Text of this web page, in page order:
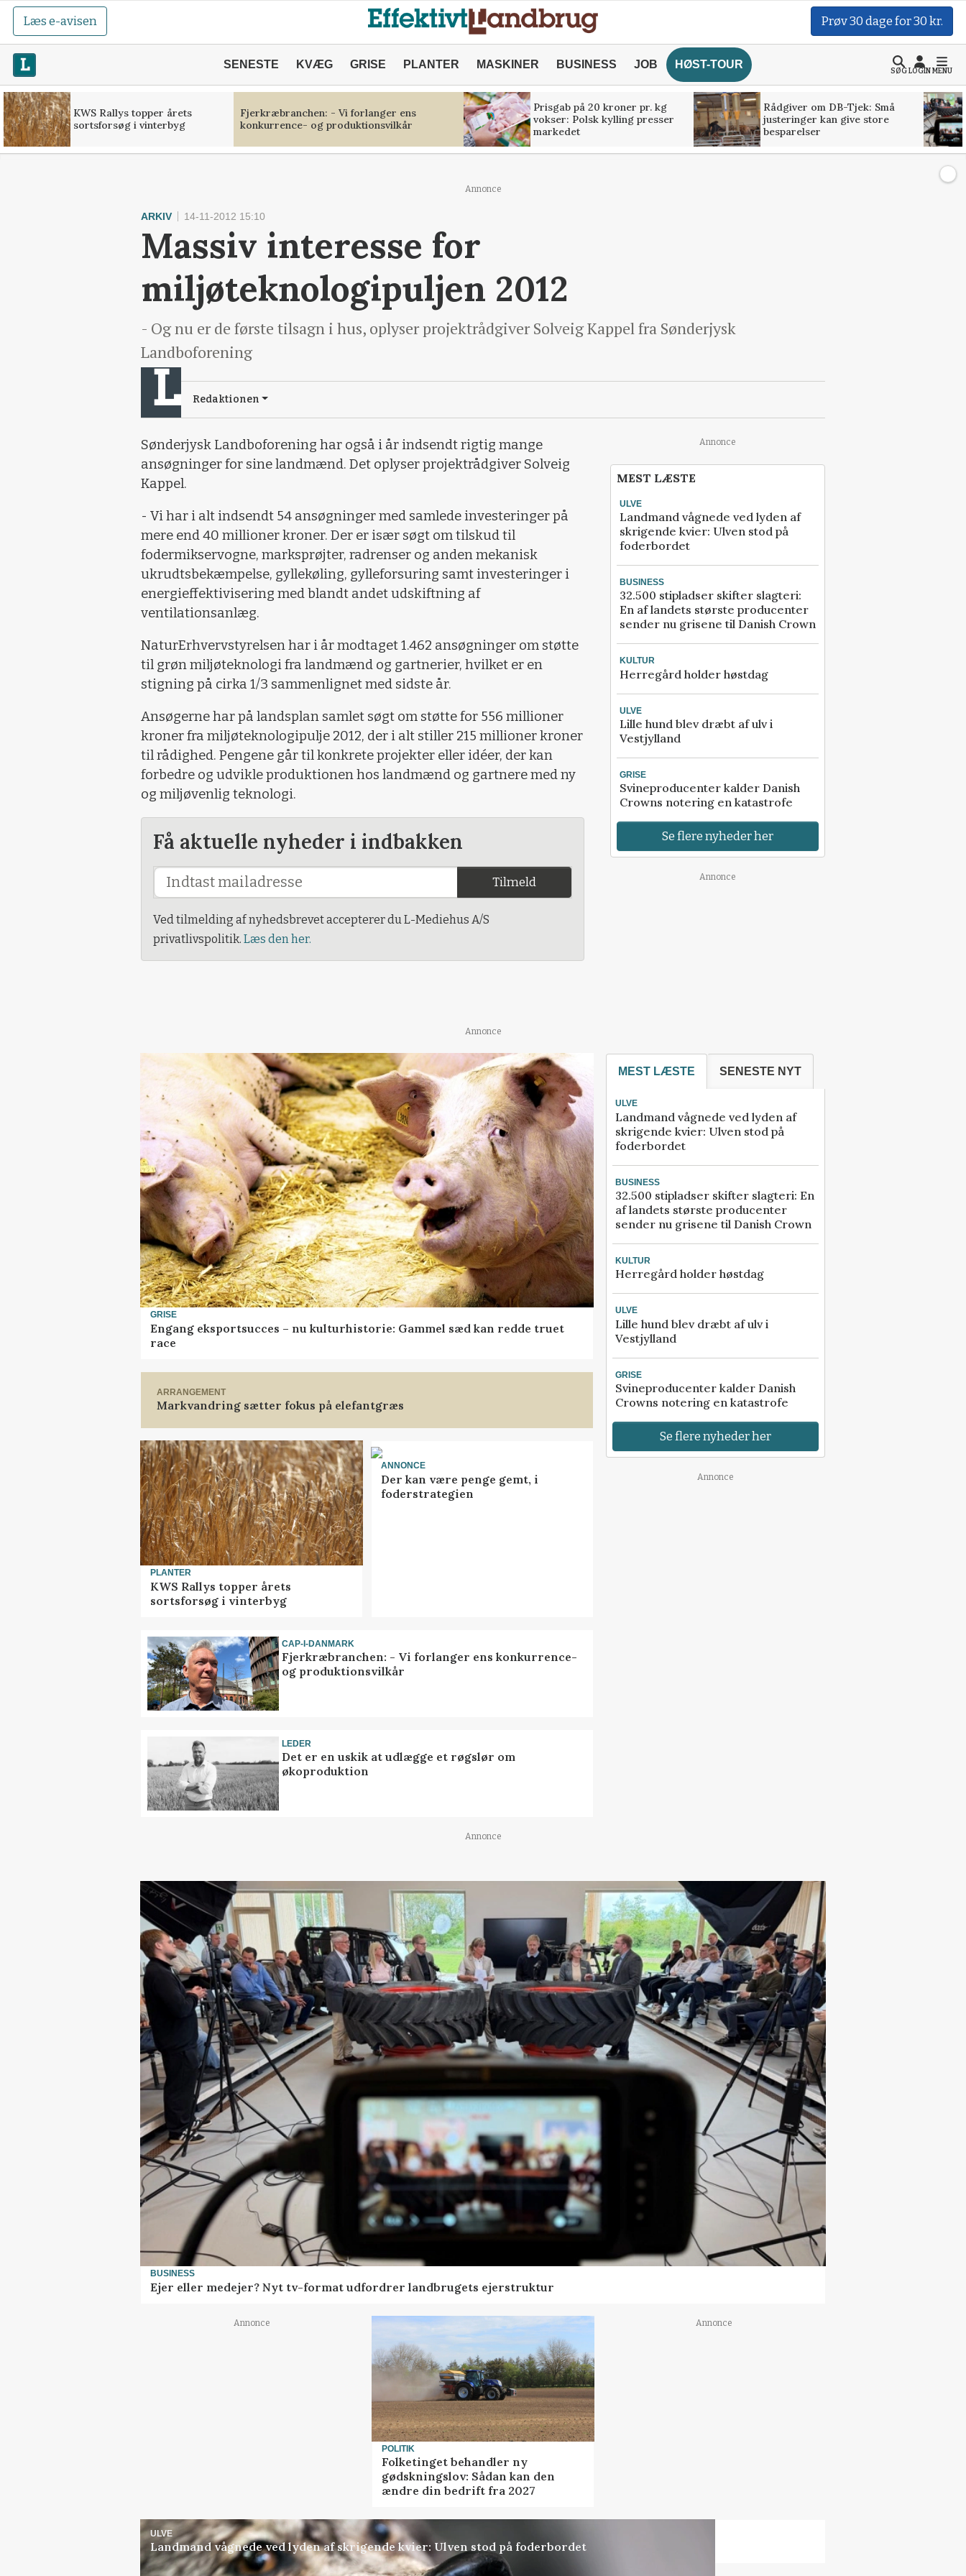
Læs e-avisen Prøv 30 dage for 30 kr.
SENESTE KVÆG GRISE PLANTER MASKINER BUSINESS JOB HØST-TOUR
SØGLOGINMENU
KWS Rallys topper årets
sortsforsøg i vinterbyg
Fjerkræbranchen: - Vi forlanger ens
konkurrence- og produktionsvilkår
Prisgab på 20 kroner pr. kg
vokser: Polsk kylling presser
markedet
Rådgiver om DB-Tjek: Små
justeringer kan give store
besparelser
Annonce
ARKIV 14-11-2012 15:10
Massiv interesse for
miljøteknologipuljen 2012
- Og nu er de første tilsagn i hus, oplyser projektrådgiver Solveig Kappel fra Sønderjysk
Landboforening
Redaktionen
Sønderjysk Landboforening har også i år indsendt rigtig mange
ansøgninger for sine landmænd. Det oplyser projektrådgiver Solveig
Kappel.
- Vi har i alt indsendt 54 ansøgninger med samlede investeringer på
mere end 40 millioner kroner. Der er især søgt om tilskud til
fodermikservogne, marksprøjter, radrenser og anden mekanisk
ukrudtsbekæmpelse, gyllekøling, gylleforsuring samt investeringer i
energieffektivisering med blandt andet udskiftning af
ventilationsanlæg.
NaturErhvervstyrelsen har i år modtaget 1.462 ansøgninger om støtte
til grøn miljøteknologi fra landmænd og gartnerier, hvilket er en
stigning på cirka 1/3 sammenlignet med sidste år.
Ansøgerne har på landsplan samlet søgt om støtte for 556 millioner
kroner fra miljøteknologipulje 2012, der i alt stiller 215 millioner kroner
til rådighed. Pengene går til konkrete projekter eller idéer, der kan
forbedre og udvikle produktionen hos landmænd og gartnere med ny
og miljøvenlig teknologi.
Få aktuelle nyheder i indbakken
Tilmeld
Ved tilmelding af nyhedsbrevet accepterer du L-Mediehus A/S
privatlivspolitik. Læs den her.
Annonce
MEST LÆSTE
ULVE
Landmand vågnede ved lyden af
skrigende kvier: Ulven stod på
foderbordet
BUSINESS
32.500 stipladser skifter slagteri:
En af landets største producenter
sender nu grisene til Danish Crown
KULTUR
Herregård holder høstdag
ULVE
Lille hund blev dræbt af ulv i
Vestjylland
GRISE
Svineproducenter kalder Danish
Crowns notering en katastrofe
Se flere nyheder her
Annonce
Annonce
GRISE
Engang eksportsucces – nu kulturhistorie: Gammel sæd kan redde truet
race
ARRANGEMENT
Markvandring sætter fokus på elefantgræs
PLANTER
KWS Rallys topper årets
sortsforsøg i vinterbyg
ANNONCE
Der kan være penge gemt, i
foderstrategien
CAP-I-DANMARK
Fjerkræbranchen: - Vi forlanger ens konkurrence-
og produktionsvilkår
LEDER
Det er en uskik at udlægge et røgslør om
økoproduktion
MEST LÆSTE SENESTE NYT
ULVE
Landmand vågnede ved lyden af
skrigende kvier: Ulven stod på
foderbordet
BUSINESS
32.500 stipladser skifter slagteri: En
af landets største producenter
sender nu grisene til Danish Crown
KULTUR
Herregård holder høstdag
ULVE
Lille hund blev dræbt af ulv i
Vestjylland
GRISE
Svineproducenter kalder Danish
Crowns notering en katastrofe
Se flere nyheder her
Annonce
Annonce
BUSINESS
Ejer eller medejer? Nyt tv-format udfordrer landbrugets ejerstruktur
Annonce
POLITIK
Folketinget behandler ny
gødskningslov: Sådan kan den
ændre din bedrift fra 2027
Annonce
ULVE
Landmand vågnede ved lyden af skrigende kvier: Ulven stod på foderbordet